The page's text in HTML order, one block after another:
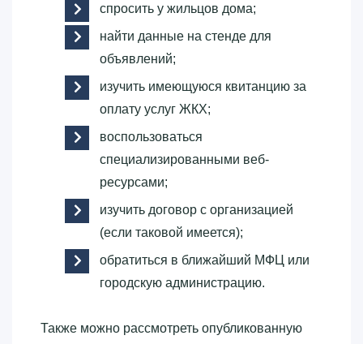
спросить у жильцов дома;
найти данные на стенде для
объявлений;
изучить имеющуюся квитанцию за
оплату услуг ЖКХ;
воспользоваться
специализированными веб-
ресурсами;
изучить договор с организацией
(если таковой имеется);
обратиться в ближайший МФЦ или
городскую администрацию.
Также можно рассмотреть опубликованную